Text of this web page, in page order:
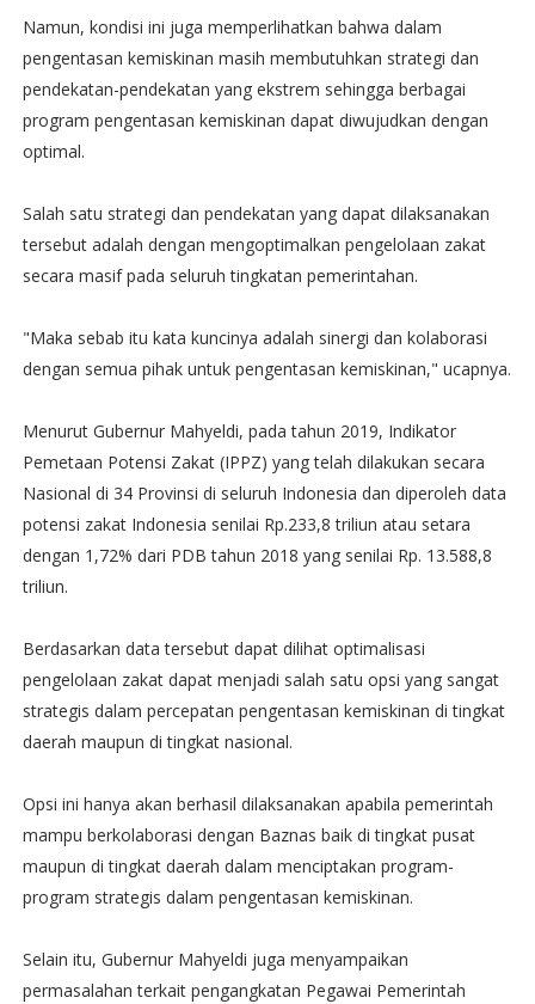
Namun, kondisi ini juga memperlihatkan bahwa dalam
pengentasan kemiskinan masih membutuhkan strategi dan
pendekatan-pendekatan yang ekstrem sehingga berbagai
program pengentasan kemiskinan dapat diwujudkan dengan
optimal.
Salah satu strategi dan pendekatan yang dapat dilaksanakan
tersebut adalah dengan mengoptimalkan pengelolaan zakat
secara masif pada seluruh tingkatan pemerintahan.
"Maka sebab itu kata kuncinya adalah sinergi dan kolaborasi
dengan semua pihak untuk pengentasan kemiskinan," ucapnya.
Menurut Gubernur Mahyeldi, pada tahun 2019, Indikator
Pemetaan Potensi Zakat (IPPZ) yang telah dilakukan secara
Nasional di 34 Provinsi di seluruh Indonesia dan diperoleh data
potensi zakat Indonesia senilai Rp.233,8 triliun atau setara
dengan 1,72% dari PDB tahun 2018 yang senilai Rp. 13.588,8
triliun.
Berdasarkan data tersebut dapat dilihat optimalisasi
pengelolaan zakat dapat menjadi salah satu opsi yang sangat
strategis dalam percepatan pengentasan kemiskinan di tingkat
daerah maupun di tingkat nasional.
Opsi ini hanya akan berhasil dilaksanakan apabila pemerintah
mampu berkolaborasi dengan Baznas baik di tingkat pusat
maupun di tingkat daerah dalam menciptakan program-
program strategis dalam pengentasan kemiskinan.
Selain itu, Gubernur Mahyeldi juga menyampaikan
permasalahan terkait pengangkatan Pegawai Pemerintah